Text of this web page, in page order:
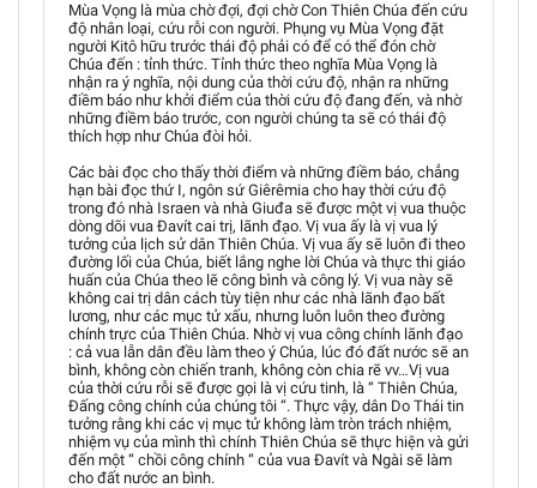
Mùa Vọng là mùa chờ đợi, đợi chờ Con Thiên Chúa đến cứu
độ nhân loại, cứu rỗi con người. Phụng vụ Mùa Vọng đặt
người Kitô hữu trước thái độ phải có để có thể đón chờ
Chúa đến : tỉnh thức. Tỉnh thức theo nghĩa Mùa Vọng là
nhận ra ý nghĩa, nội dung của thời cứu độ, nhận ra những
điềm báo như khởi điểm của thời cứu độ đang đến, và nhờ
những điềm báo trước, con người chúng ta sẽ có thái độ
thích hợp như Chúa đòi hỏi.
Các bài đọc cho thấy thời điểm và những điềm báo, chẳng
hạn bài đọc thứ I, ngôn sứ Giêrêmia cho hay thời cứu độ
trong đó nhà Israen và nhà Giuđa sẽ được một vị vua thuộc
dòng dõi vua Đavít cai trị, lãnh đạo. Vị vua ấy là vị vua lý
tưởng của lịch sử dân Thiên Chúa. Vị vua ấy sẽ luôn đi theo
đường lối của Chúa, biết lắng nghe lời Chúa và thực thi giáo
huấn của Chúa theo lẽ công bình và công lý. Vị vua này sẽ
không cai trị dân cách tùy tiện như các nhà lãnh đạo bất
lương, như các mục tử xấu, nhưng luôn luôn theo đường
chính trực của Thiên Chúa. Nhờ vị vua công chính lãnh đạo
: cả vua lẫn dân đều làm theo ý Chúa, lúc đó đất nước sẽ an
bình, không còn chiến tranh, không còn chia rẽ vv…Vị vua
của thời cứu rỗi sẽ được gọi là vị cứu tinh, là “ Thiên Chúa,
Đấng công chính của chúng tôi “. Thực vậy, dân Do Thái tin
tưởng rằng khi các vị mục tử không làm tròn trách nhiệm,
nhiệm vụ của mình thì chính Thiên Chúa sẽ thực hiện và gửi
đến một “ chồi công chính “ của vua Đavít và Ngài sẽ làm
cho đất nước an bình.